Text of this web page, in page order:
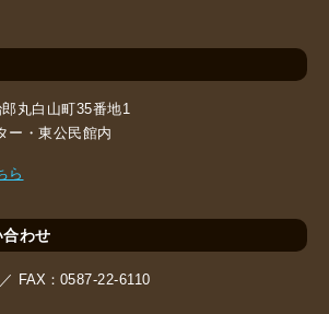
丸白山町35番地1
ー・東公民館内
ら
わせ
FAX： 0587-22-6110